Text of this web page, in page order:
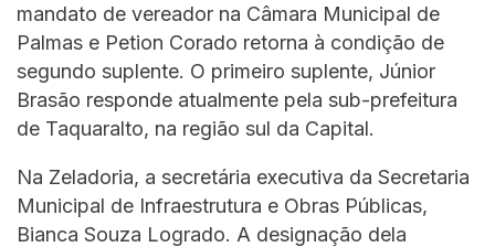
mandato de vereador na Câmara Municipal de
Palmas e Petion Corado retorna à condição de
segundo suplente. O primeiro suplente, Júnior
Brasão responde atualmente pela sub-prefeitura
de Taquaralto, na região sul da Capital.
Na Zeladoria, a secretária executiva da Secretaria
Municipal de Infraestrutura e Obras Públicas,
Bianca Souza Logrado. A designação dela